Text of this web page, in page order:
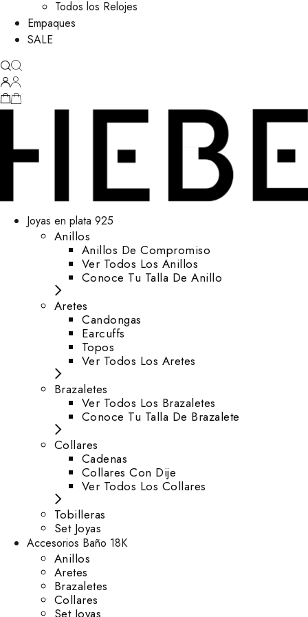
Todos los Relojes
Empaques
SALE
Joyas en plata 925
Anillos
Anillos De Compromiso
Ver Todos Los Anillos
Conoce Tu Talla De Anillo
Aretes
⁠Candongas
Earcuffs
Topos
Ver Todos Los Aretes
Brazaletes
Ver Todos Los Brazaletes
Conoce Tu Talla De Brazalete
Collares
Cadenas
Collares Con Dije
Ver Todos Los Collares
Tobilleras
Set Joyas
Accesorios Baño 18K
Anillos
Aretes
Brazaletes
Collares
Set Joyas